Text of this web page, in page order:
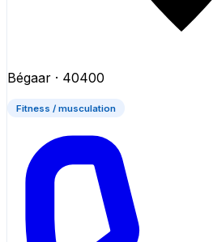
Bégaar · 40400
Fitness / musculation